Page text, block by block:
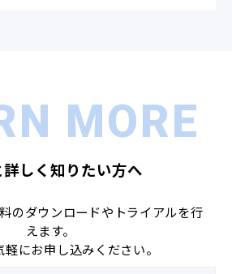
MORE
しく知りたい方へ
のダウンロードやトライアルを行
えます。
軽にお申し込みください。